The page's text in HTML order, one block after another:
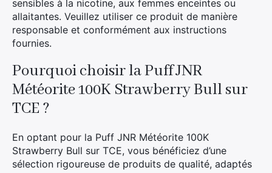
sensibles à la nicotine, aux femmes enceintes ou
allaitantes. Veuillez utiliser ce produit de manière
responsable et conformément aux instructions
fournies.
Pourquoi choisir la Puff JNR
Météorite 100K Strawberry Bull sur
TCE ?
En optant pour la Puff JNR Météorite 100K
Strawberry Bull sur TCE, vous bénéficiez d’une
sélection rigoureuse de produits de qualité, adaptés
×